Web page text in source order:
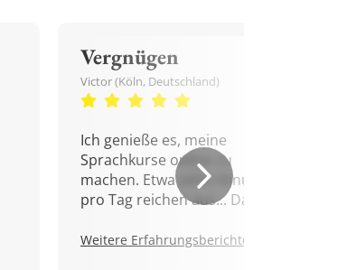
Vergnügen
Victor (Köln, Deutschland)
Ich genieße es, meine
Sprachkurse online zu
machen. Etwa zehn Minuten
pro Tag reichen aus... Danke!
Weitere Erfahrungsberichte.